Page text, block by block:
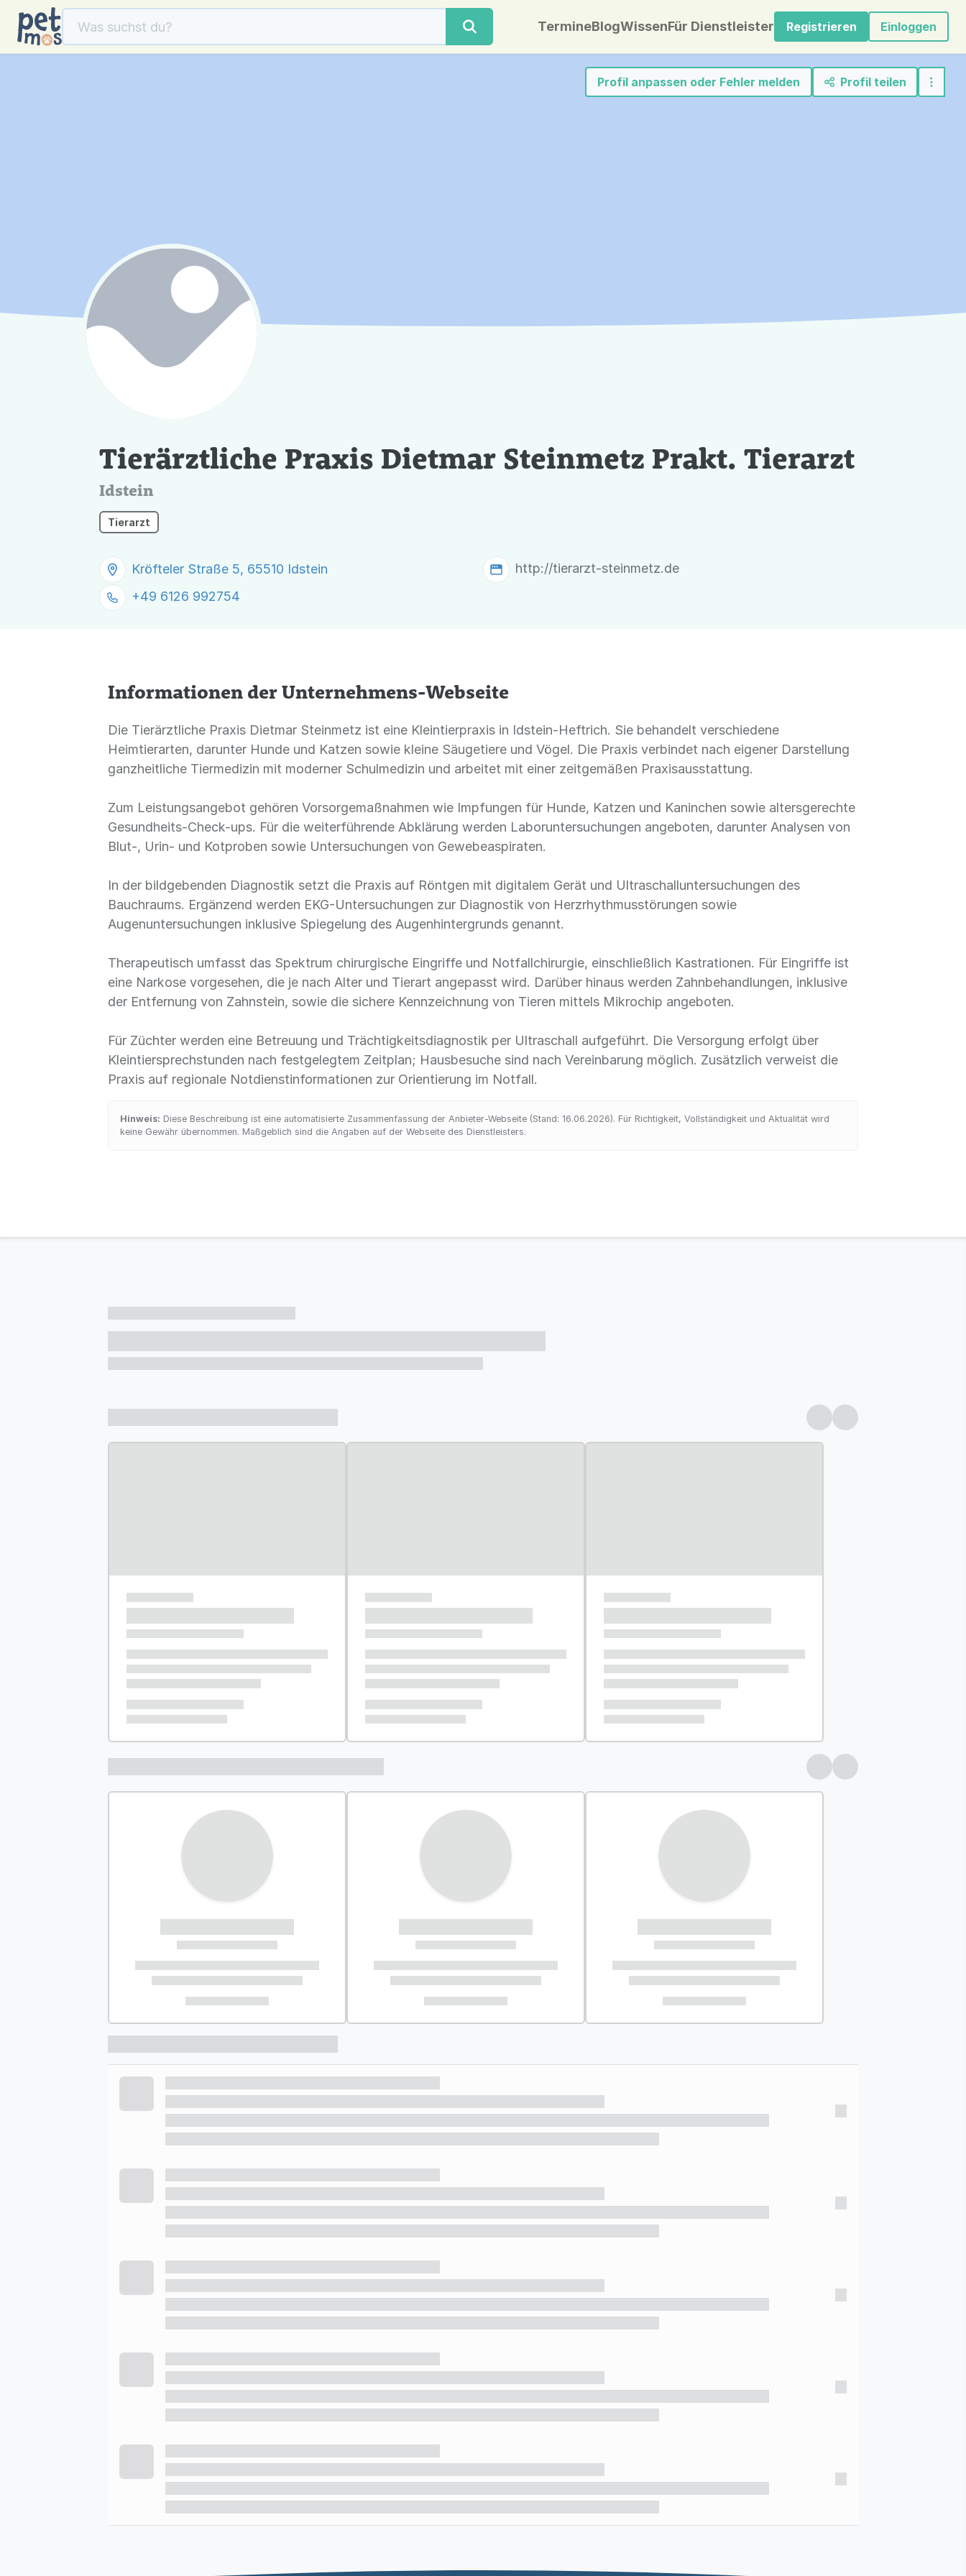
TermineBlogWissenFür Dienstleister Registrieren Einloggen
Profil anpassen oder Fehler melden Profil teilen
Tierärztliche Praxis Dietmar Steinmetz Prakt. Tierarzt
Idstein
Tierarzt
Kröfteler Straße 5, 65510 Idstein
http://tierarzt-steinmetz.de
+49 6126 992754
Informationen der Unternehmens-Webseite
Die Tierärztliche Praxis Dietmar Steinmetz ist eine Kleintierpraxis in Idstein-Heftrich. Sie behandelt verschiedene
Heimtierarten, darunter Hunde und Katzen sowie kleine Säugetiere und Vögel. Die Praxis verbindet nach eigener Darstellung
ganzheitliche Tiermedizin mit moderner Schulmedizin und arbeitet mit einer zeitgemäßen Praxisausstattung.
Zum Leistungsangebot gehören Vorsorgemaßnahmen wie Impfungen für Hunde, Katzen und Kaninchen sowie altersgerechte
Gesundheits-Check-ups. Für die weiterführende Abklärung werden Laboruntersuchungen angeboten, darunter Analysen von
Blut-, Urin- und Kotproben sowie Untersuchungen von Gewebeaspiraten.
In der bildgebenden Diagnostik setzt die Praxis auf Röntgen mit digitalem Gerät und Ultraschalluntersuchungen des
Bauchraums. Ergänzend werden EKG-Untersuchungen zur Diagnostik von Herzrhythmusstörungen sowie
Augenuntersuchungen inklusive Spiegelung des Augenhintergrunds genannt.
Therapeutisch umfasst das Spektrum chirurgische Eingriffe und Notfallchirurgie, einschließlich Kastrationen. Für Eingriffe ist
eine Narkose vorgesehen, die je nach Alter und Tierart angepasst wird. Darüber hinaus werden Zahnbehandlungen, inklusive
der Entfernung von Zahnstein, sowie die sichere Kennzeichnung von Tieren mittels Mikrochip angeboten.
Für Züchter werden eine Betreuung und Trächtigkeitsdiagnostik per Ultraschall aufgeführt. Die Versorgung erfolgt über
Kleintiersprechstunden nach festgelegtem Zeitplan; Hausbesuche sind nach Vereinbarung möglich. Zusätzlich verweist die
Praxis auf regionale Notdienstinformationen zur Orientierung im Notfall.
Hinweis: Diese Beschreibung ist eine automatisierte Zusammenfassung der Anbieter-Webseite (Stand: 16.06.2026). Für Richtigkeit, Vollständigkeit und Aktualität wird
keine Gewähr übernommen. Maßgeblich sind die Angaben auf der Webseite des Dienstleisters.